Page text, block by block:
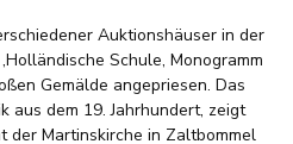
Auktionshäuser in der
Schule, Monogramm
Gemälde angepriesen. Das
aus dem 19. Jahrhundert, zeigt
der Martinskirche in Zaltbommel